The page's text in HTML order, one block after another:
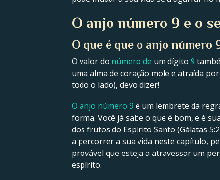
O anjo número 9 e o
O que é que o anjo
O valor do número de um dígito 9
uma alma de coração mole e atraída
todo o lado), devo dizer!
O anjo número 9 é um lembrete da
forma. Você já sabe o que é bom, e é
dos frutos do Espírito Santo (Gálatas
a percorrer a sua vida neste capítulo,
provável que esteja a atravessar um
espírito.